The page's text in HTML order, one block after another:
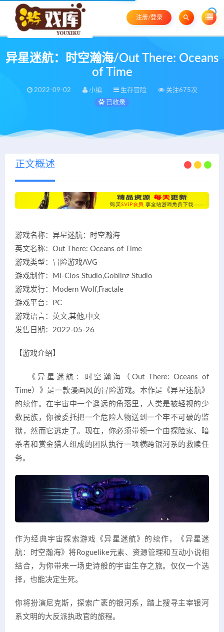
注册/登录
异星迷航：时空瀚海/Out There: Oceans
of Time
2022-09-02 小编 生存冒险
关注675次
已收录
正文概述
游戏名称：异星迷航：时空瀚海
英文名称：Out There: Oceans of Time
游戏类型：冒险游戏AVG
游戏制作：Mi-Clos Studio,Goblinz Studio
游戏发行：Modern Wolf,Fractale
游戏平台：PC
游戏语言：英文,其他,中文
发售日期：2022-05-26
【游戏介绍】
《异星迷航：时空瀚海（Out There: Oceans of
Time）》是一款漫画风的冒险游戏。本作是《异星迷航》
的续作。在宇宙中一个遥远的角落里，人类是被轻视的少
数民族，你被委托把一个危险人物送到一个牢不可破的监
狱，然而它逃走了。现在，你必须带领一个由探险家、暗
杀者和赏金猎人组成的团队执行一项横跨银河系的救赎任
务。
作为经典宇宙探索游戏《异星迷航》的续作，《异星迷
航：时空瀚海》将Roguelike元素、资源管理和互动小说相
结合，为你带来一场史诗般的宇宙生存之旅。仅仅一个选
择，也能决定生死。
你将扮演尼克斯，探索广袤的银河系，踏上搜寻主宰银河
系文明的大反派执政官的旅程。